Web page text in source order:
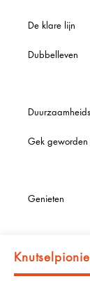
De klare lijn
Dubbelleven
Gek
Genieten